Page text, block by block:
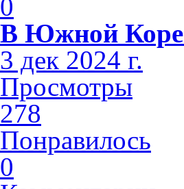
0
В Южной
3 дек 2024 г.
Просмотры
278
Понравилось
0